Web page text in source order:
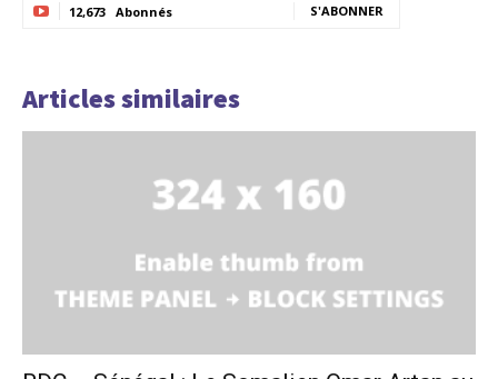
12,673 Abonnés S'ABONNER
Articles similaires